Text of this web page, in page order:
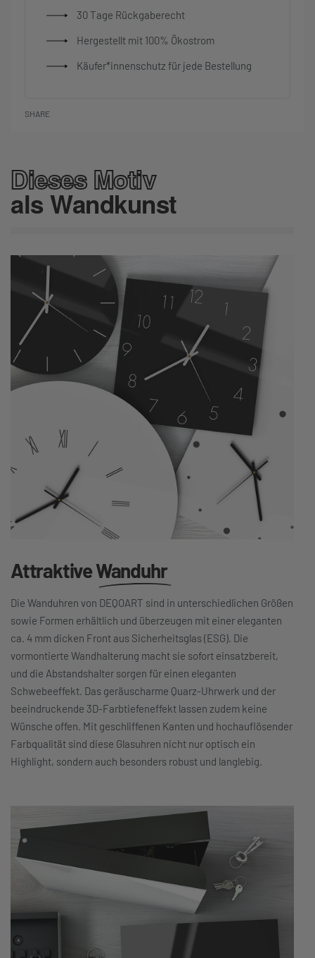
30 Tage Rückgaberecht
Hergestellt mit 100% Ökostrom
Käufer*innenschutz für jede Bestellung
SHARE
Dieses Motiv
als Wandkunst
AttraktiveWanduhr
Die Wanduhren von DEQOART sind in unterschiedlichen Größen
sowie Formen erhältlich und überzeugen mit einer eleganten
ca. 4 mm dicken Front aus Sicherheitsglas (ESG). Die
vormontierte Wandhalterung macht sie sofort einsatzbereit,
und die Abstandshalter sorgen für einen eleganten
Schwebeeffekt. Das geräuscharme Quarz-Uhrwerk und der
beeindruckende 3D-Farbtiefeneffekt lassen zudem keine
Wünsche offen. Mit geschliffenen Kanten und hochauflösender
Farbqualität sind diese Glasuhren nicht nur optisch ein
Highlight, sondern auch besonders robust und langlebig.